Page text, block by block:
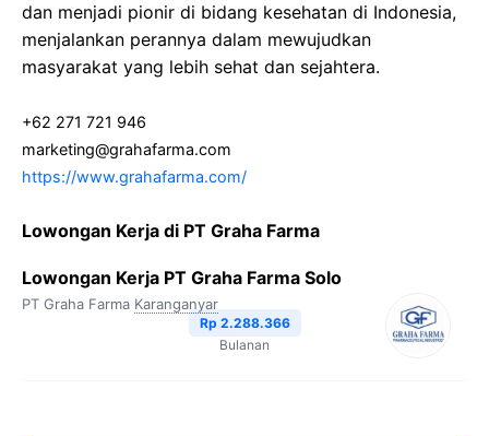
dan menjadi pionir di bidang kesehatan di Indonesia,
menjalankan perannya dalam mewujudkan
masyarakat yang lebih sehat dan sejahtera.
+62 271 721 946
marketing@grahafarma.com
https://www.grahafarma.com/
Lowongan Kerja di PT Graha Farma
Lowongan Kerja PT Graha Farma Solo
PT Graha Farma Karanganyar
Rp 2.288.366
Bulanan